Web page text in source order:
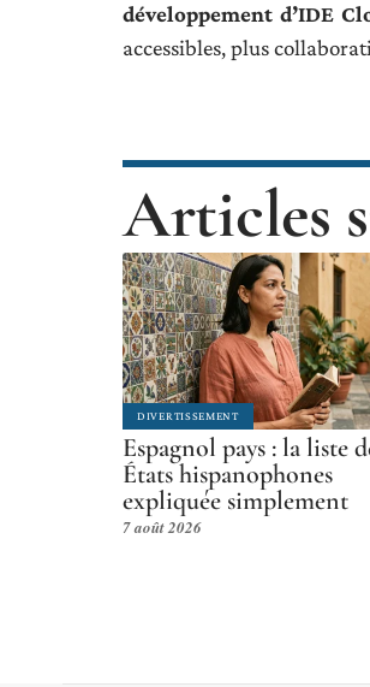
développement d’IDE
accessibles, plus
Articles
DIVERTISSEMENT
Espagnol pays : la liste
États hispanophones
expliquée simplement
7 août 2026